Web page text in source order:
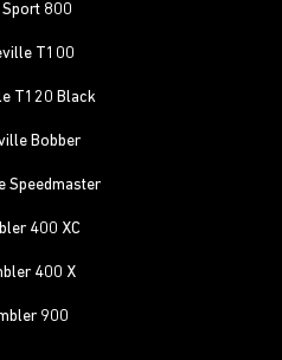
800
T100
T120 Black
Bobber
Speedmaster
400 XC
400 X
900